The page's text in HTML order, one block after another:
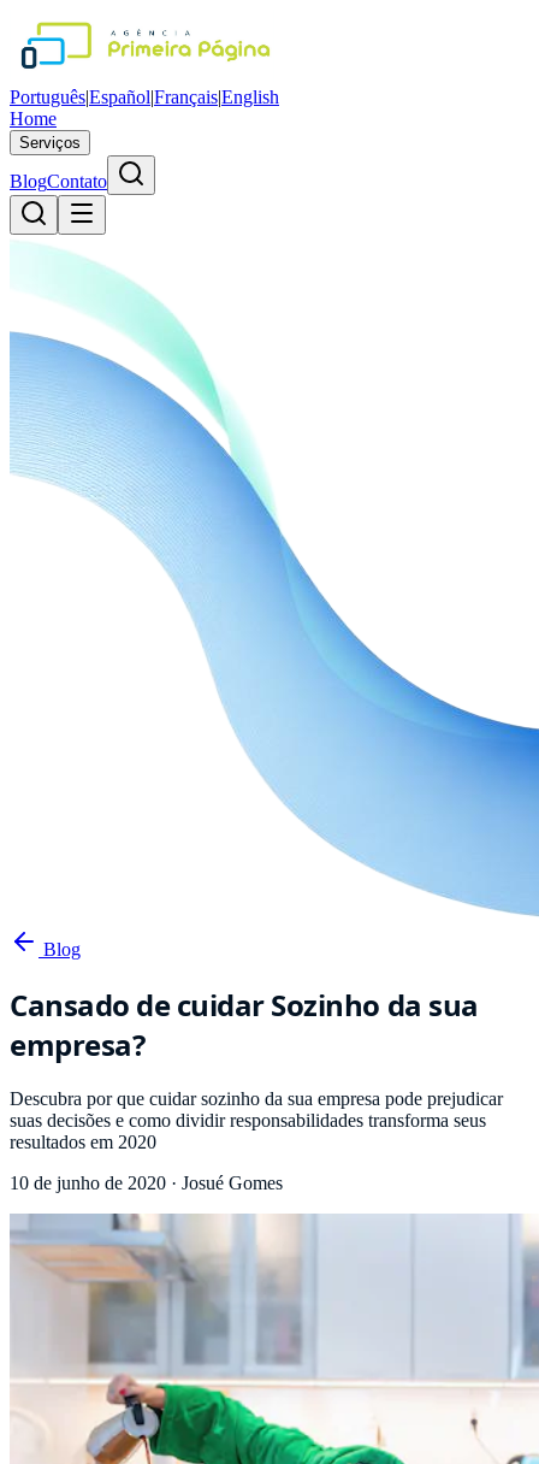
Português|Español|Français|English
Home
Serviços
BlogContato
Blog
Cansado de cuidar Sozinho da sua
empresa?
Descubra por que cuidar sozinho da sua empresa pode prejudicar
suas decisões e como dividir responsabilidades transforma seus
resultados em 2020
10 de junho de 2020 · Josué Gomes